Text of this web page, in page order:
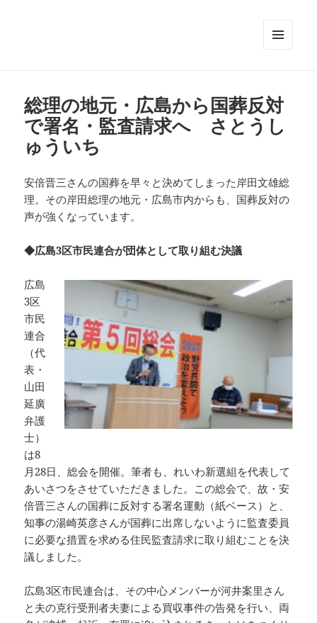
ット
総理の地元・広島から国葬反対
で署名・監査請求へ さとうし
ゅういち
安倍晋三さんの国葬を早々と決めてしまった岸田文雄総
理。その岸田総理の地元・広島市内からも、国葬反対の
声が強くなっています。
◆広島3区市民連合が団体として取り組む決議
広島
3区
市民
連合
（代
表・
山田
延廣
弁護
士）
は8
月28日、総会を開催。筆者も、れいわ新選組を代表して
あいさつをさせていただきました。この総会で、故・安
倍晋三さんの国葬に反対する署名運動（紙ベース）と、
知事の湯崎英彦さんが国葬に出席しないように監査委員
に必要な措置を求める住民監査請求に取り組むことを決
議しました。
広島3区市民連合は、その中心メンバーが河井案里さん
と夫の克行受刑者夫妻による買収事件の告発を行い、両